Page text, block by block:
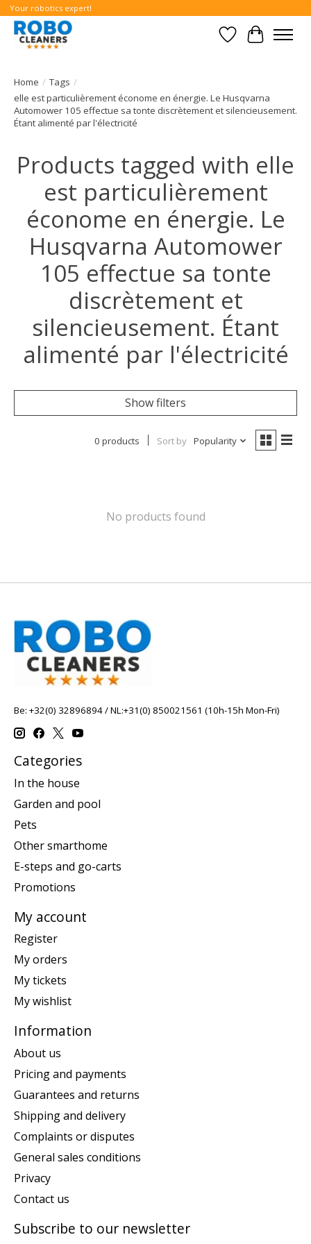
Your robotics expert!
WishlistCart
Home / Tags /
elle est particulièrement économe en énergie. Le Husqvarna
Automower 105 effectue sa tonte discrètement et silencieusement.
Étant alimenté par l'électricité
Products tagged with elle
est particulièrement
économe en énergie. Le
Husqvarna Automower
105 effectue sa tonte
discrètement et
silencieusement. Étant
alimenté par l'électricité
Show filters
0 products Sort by Popularity
No products found
Be: +32(0) 32896894 / NL:+31(0) 850021561 (10h-15h Mon-Fri)
Categories
In the house
Garden and pool
Pets
Other smarthome
E-steps and go-carts
Promotions
My account
Register
My orders
My tickets
My wishlist
Information
About us
Pricing and payments
Guarantees and returns
Shipping and delivery
Complaints or disputes
General sales conditions
Privacy
Contact us
Subscribe to our newsletter